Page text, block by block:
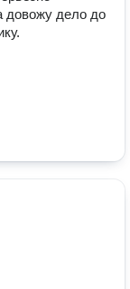
довожу дело до